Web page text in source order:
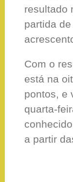
resultado
partida
Com o
está na
pontos, e
quarta-
a partir